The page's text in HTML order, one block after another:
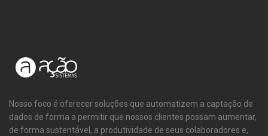
Nosso foco é oferecer soluções que automatizem a captação de
dados de forma a permitir que nossos clientes possam aumentar,
de forma sustentável, a produtividade de seus colaboradores e,